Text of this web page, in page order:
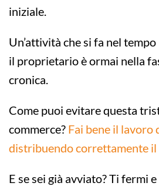
iniziale.
Un’attività che si fa nel
il proprietario è ormai nella
cronica.
Come puoi evitare questa
commerce? Fai bene il lavoro
distribuendo correttamente il
E se sei già avviato? Ti fermi